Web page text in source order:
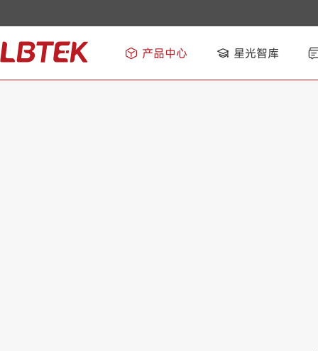
产品中心 星光智库